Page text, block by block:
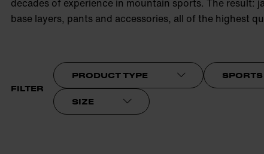
base layers, pants and accessories, all of the highest
FILTER
PRODUCT TYPE SPORTS
SIZE